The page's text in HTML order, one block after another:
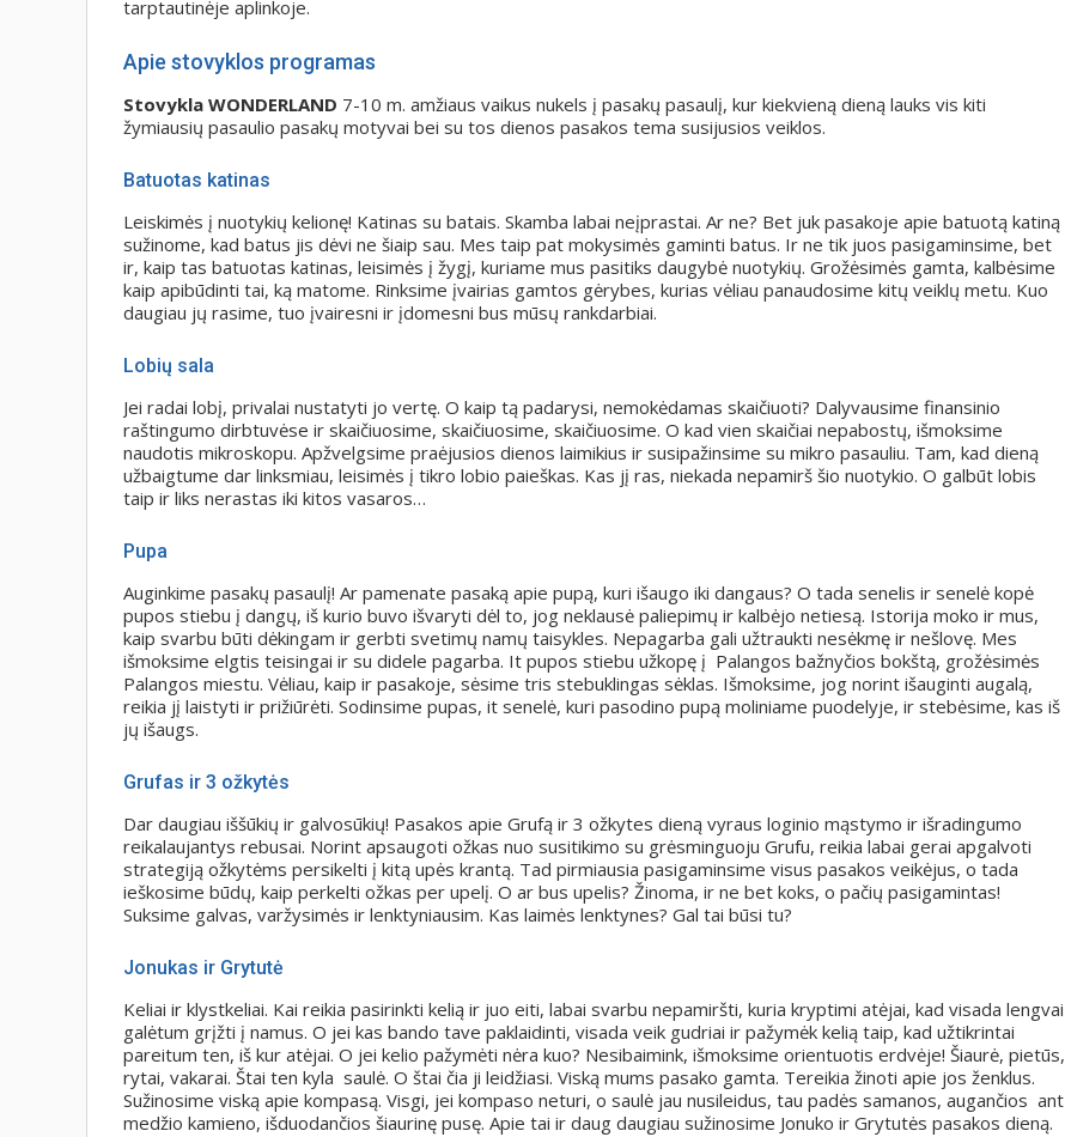
tarptautinėje aplinkoje.
Apie stovyklos programas
Stovykla WONDERLAND 7-10 m. amžiaus vaikus nukels į pasakų pasaulį, kur kiekvieną dieną lauks vis kiti
žymiausių pasaulio pasakų motyvai bei su tos dienos pasakos tema susijusios veiklos.
Batuotas katinas
Leiskimės į nuotykių kelionę! Katinas su batais. Skamba labai neįprastai. Ar ne? Bet juk pasakoje apie batuotą katiną
sužinome, kad batus jis dėvi ne šiaip sau. Mes taip pat mokysimės gaminti batus. Ir ne tik juos pasigaminsime, bet
ir, kaip tas batuotas katinas, leisimės į žygį, kuriame mus pasitiks daugybė nuotykių. Grožėsimės gamta, kalbėsime
kaip apibūdinti tai, ką matome. Rinksime įvairias gamtos gėrybes, kurias vėliau panaudosime kitų veiklų metu. Kuo
daugiau jų rasime, tuo įvairesni ir įdomesni bus mūsų rankdarbiai.
Lobių sala
Jei radai lobį, privalai nustatyti jo vertę. O kaip tą padarysi, nemokėdamas skaičiuoti? Dalyvausime finansinio
raštingumo dirbtuvėse ir skaičiuosime, skaičiuosime, skaičiuosime. O kad vien skaičiai nepabostų, išmoksime
naudotis mikroskopu. Apžvelgsime praėjusios dienos laimikius ir susipažinsime su mikro pasauliu. Tam, kad dieną
užbaigtume dar linksmiau, leisimės į tikro lobio paieškas. Kas jį ras, niekada nepamirš šio nuotykio. O galbūt lobis
taip ir liks nerastas iki kitos vasaros…
Pupa
Auginkime pasakų pasaulį! Ar pamenate pasaką apie pupą, kuri išaugo iki dangaus? O tada senelis ir senelė kopė
pupos stiebu į dangų, iš kurio buvo išvaryti dėl to, jog neklausė paliepimų ir kalbėjo netiesą. Istorija moko ir mus,
kaip svarbu būti dėkingam ir gerbti svetimų namų taisykles. Nepagarba gali užtraukti nesėkmę ir nešlovę. Mes
išmoksime elgtis teisingai ir su didele pagarba. It pupos stiebu užkopę į Palangos bažnyčios bokštą, grožėsimės
Palangos miestu. Vėliau, kaip ir pasakoje, sėsime tris stebuklingas sėklas. Išmoksime, jog norint išauginti augalą,
reikia jį laistyti ir prižiūrėti. Sodinsime pupas, it senelė, kuri pasodino pupą moliniame puodelyje, ir stebėsime, kas iš
jų išaugs.
Grufas ir 3 ožkytės
Dar daugiau iššūkių ir galvosūkių! Pasakos apie Grufą ir 3 ožkytes dieną vyraus loginio mąstymo ir išradingumo
reikalaujantys rebusai. Norint apsaugoti ožkas nuo susitikimo su grėsminguoju Grufu, reikia labai gerai apgalvoti
strategiją ožkytėms persikelti į kitą upės krantą. Tad pirmiausia pasigaminsime visus pasakos veikėjus, o tada
ieškosime būdų, kaip perkelti ožkas per upelį. O ar bus upelis? Žinoma, ir ne bet koks, o pačių pasigamintas!
Suksime galvas, varžysimės ir lenktyniausim. Kas laimės lenktynes? Gal tai būsi tu?
Jonukas ir Grytutė
Keliai ir klystkeliai. Kai reikia pasirinkti kelią ir juo eiti, labai svarbu nepamiršti, kuria kryptimi atėjai, kad visada lengvai
galėtum grįžti į namus. O jei kas bando tave paklaidinti, visada veik gudriai ir pažymėk kelią taip, kad užtikrintai
pareitum ten, iš kur atėjai. O jei kelio pažymėti nėra kuo? Nesibaimink, išmoksime orientuotis erdvėje! Šiaurė, pietūs,
rytai, vakarai. Štai ten kyla saulė. O štai čia ji leidžiasi. Viską mums pasako gamta. Tereikia žinoti apie jos ženklus.
Sužinosime viską apie kompasą. Visgi, jei kompaso neturi, o saulė jau nusileidus, tau padės samanos, augančios ant
medžio kamieno, išduodančios šiaurinę pusę. Apie tai ir daug daugiau sužinosime Jonuko ir Grytutės pasakos dieną.